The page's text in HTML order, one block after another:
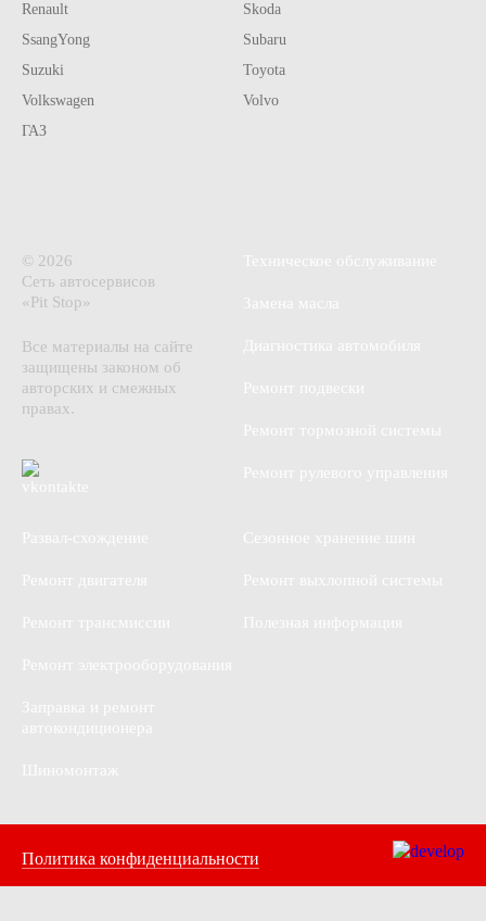
Renault
Skoda
SsangYong
Subaru
Suzuki
Toyota
Volkswagen
Volvo
ГАЗ
© 2026
Сеть автосервисов
«Pit Stop»
Все материалы на сайте
защищены законом об
авторских и смежных
правах.
Политика конфиденциальности